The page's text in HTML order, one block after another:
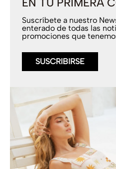
EN TU PRIMERA
Suscríbete a nuestro
enterado de todas las
promociones que
SUSCRIBIRSE